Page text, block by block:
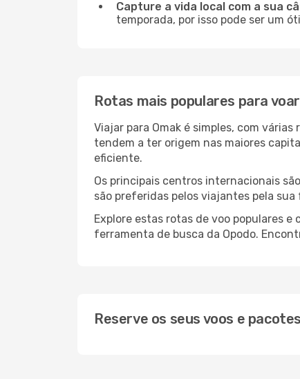
Capture a vida local com a sua
temporada, por isso pode ser um
Rotas mais populares para
Viajar para Omak é simples, com
tendem a ter origem nas maiores
eficiente.
Os principais centros internacionais
são preferidas pelos viajantes pela
Explore estas rotas de voo populares
ferramenta de busca da Opodo.
Reserve os seus voos e